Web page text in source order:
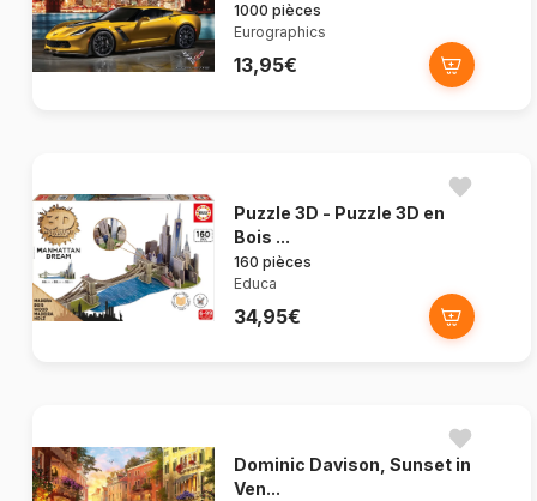
1000 pièces
Eurographics
13,95€
Puzzle 3D - Puzzle 3D en
Bois ...
160 pièces
Educa
34,95€
Dominic Davison, Sunset in
Ven...